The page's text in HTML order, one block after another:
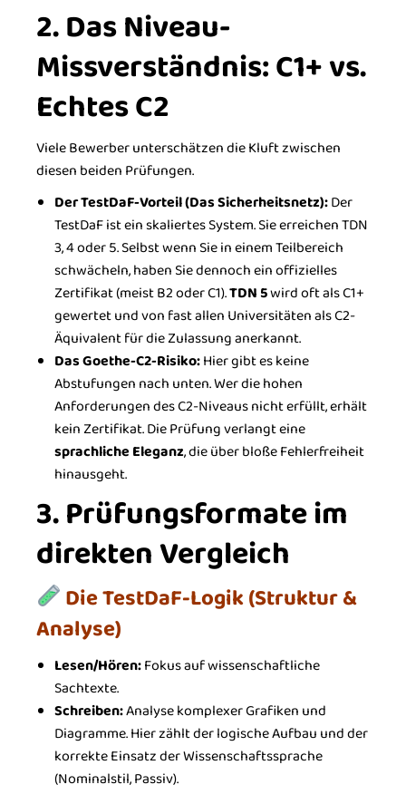
2. Das Niveau-
Missverständnis: C1+ vs.
Echtes C2
Viele Bewerber unterschätzen die Kluft zwischen
diesen beiden Prüfungen.
Der TestDaF-Vorteil (Das Sicherheitsnetz):Der
TestDaF ist ein skaliertes System. Sie erreichen TDN
3, 4 oder 5. Selbst wenn Sie in einem Teilbereich
schwächeln, haben Sie dennoch ein offizielles
Zertifikat (meist B2 oder C1).TDN 5wird oft als C1+
gewertet und von fast allen Universitäten als C2-
Äquivalent für die Zulassung anerkannt.
Das Goethe-C2-Risiko:Hier gibt es keine
Abstufungen nach unten. Wer die hohen
Anforderungen des C2-Niveaus nicht erfüllt, erhält
kein Zertifikat. Die Prüfung verlangt eine
sprachliche Eleganz, die über bloße Fehlerfreiheit
hinausgeht.
3. Prüfungsformate im
direkten Vergleich
Die TestDaF-Logik (Struktur &
Analyse)
Lesen/Hören:Fokus auf wissenschaftliche
Sachtexte.
Schreiben:Analyse komplexer Grafiken und
Diagramme. Hier zählt der logische Aufbau und der
korrekte Einsatz der Wissenschaftssprache
(Nominalstil, Passiv).